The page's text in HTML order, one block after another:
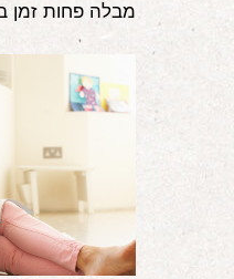
מבלה פחות זמן